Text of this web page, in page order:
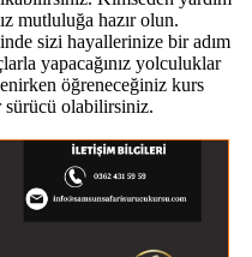
mutluluğa hazır olun.
sizi hayallerinize bir adım
yapacağınız yolculuklar
öğreneceğiniz kurs
olabilirsiniz.